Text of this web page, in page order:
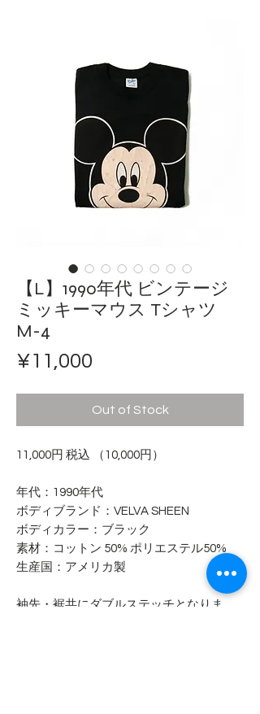
【L】1990年代 ビンテージ
ミッキーマウス Tシャツ
M-4
¥11,000
Out of Stock
11,000円 税込 （10,000円）
年代：1990年代
ボディブランド：VELVA SHEEN
ボディカラー：ブラック
素材：コットン 50% ポリエステル50%
生産国：アメリカ製
袖先・裾共にダブルステッチとなりま